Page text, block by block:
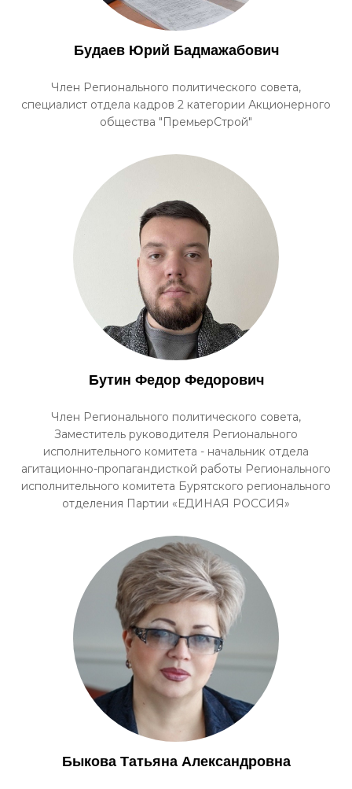
Будаев Юрий Бадмажабович
Член Регионального политического совета,
специалист отдела кадров 2 категории Акционерного
общества "ПремьерСтрой"
Бутин Федор Федорович
Член Регионального политического совета,
Заместитель руководителя Регионального
исполнительного комитета - начальник отдела
агитационно-пропагандисткой работы Регионального
исполнительного комитета Бурятского регионального
отделения Партии «ЕДИНАЯ РОССИЯ»
Быкова Татьяна Александровна